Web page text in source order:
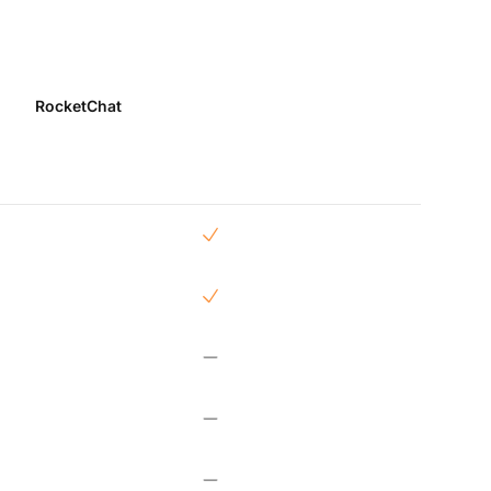
RocketChat